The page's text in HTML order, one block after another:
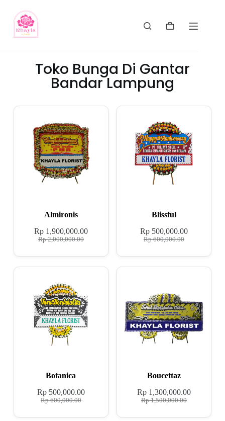
Toko Bunga Di Gantar
Bandar Lampung
Almironis
Rp2,000,000.00
Rp1,900,000.00
Blissful
Rp600,000.00
Rp 500,000.00
Botanica
Rp600,000.00
Rp500,000.00
Boucettaz
Rp1,500,000.00
Rp 1,300,000.00